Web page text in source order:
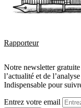
Rapporteur
Notre newsletter
l’actualité et de
Indispensable pour
Entrez votre email